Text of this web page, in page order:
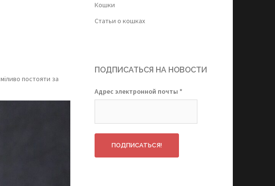
постояти за
Кошки
Статьи о кошках
ПОДПИСАТЬСЯ НА НОВОСТИ
Адрес электронной почты *